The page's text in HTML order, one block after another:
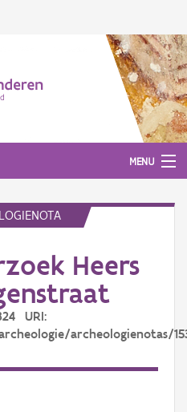
MENU
Heers
URI:
archeologienotas/